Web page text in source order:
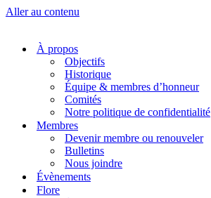
Aller au contenu
À propos
Objectifs
Historique
Équipe & membres d’honneur
Comités
Notre politique de confidentialité
Membres
Devenir membre ou renouveler
Bulletins
Nous joindre
Évènements
Flore